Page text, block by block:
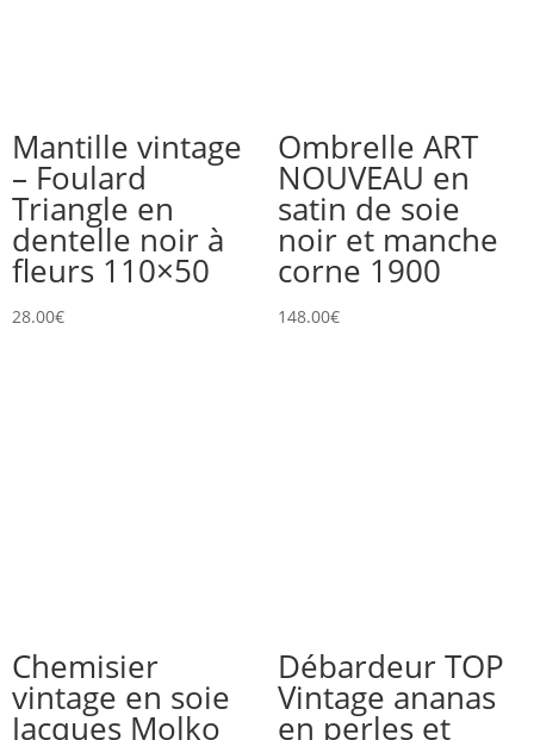
Mantille vintage
– Foulard
Triangle en
dentelle noir à
fleurs 110×50
28.00€
Ombrelle ART
NOUVEAU en
satin de soie
noir et manche
corne 1900
148.00€
Chemisier
vintage en soie
Jacques Molko
Débardeur TOP
Vintage ananas
en perles et